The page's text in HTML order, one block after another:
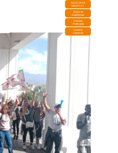
DESCARGA
MIRAPLAY
Buzón de
Sugerencias
Contratar
Publicidad
Contacto
Comercial